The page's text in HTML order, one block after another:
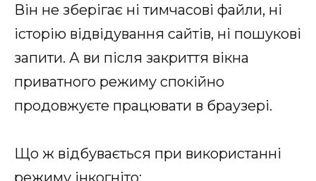
Він не зберігає ні тимчасові файли, ні
історію відвідування сайтів, ні пошукові
запити. А ви після закриття вікна
приватного режиму спокійно
продовжуєте працювати в браузері.
Що ж відбувається при використанні
режиму інкогніто: